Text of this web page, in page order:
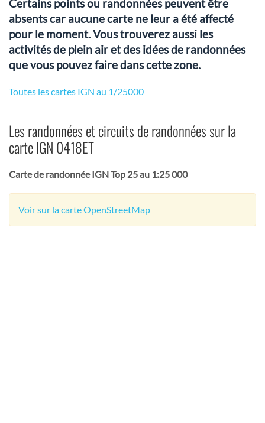
Certains points ou randonnées peuvent être
absents car aucune carte ne leur a été affecté
pour le moment. Vous trouverez aussi les
activités de plein air et des idées de randonnées
que vous pouvez faire dans cette zone.
Toutes les cartes IGN au 1/25000
Les randonnées et circuits de randonnées sur la
carte IGN 0418ET
Carte de randonnée IGN Top 25 au 1:25 000
Voir sur la carte OpenStreetMap